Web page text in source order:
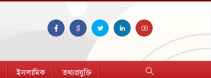
ইসলামিক তথ্যপ্রযুক্তি